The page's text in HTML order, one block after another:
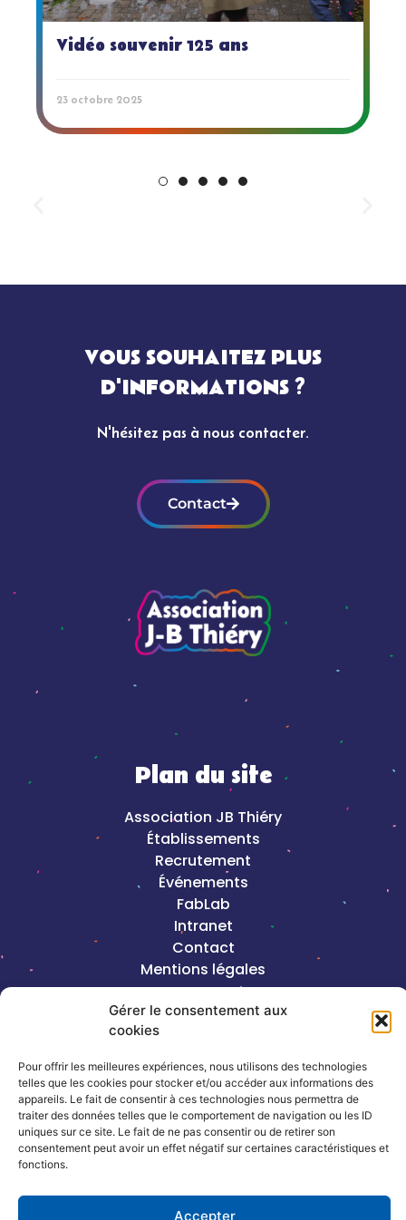
Gérer le consentement aux
cookies
Pour offrir les meilleures expériences, nous utilisons des technologies
telles que les cookies pour stocker et/ou accéder aux informations des
appareils. Le fait de consentir à ces technologies nous permettra de
traiter des données telles que le comportement de navigation ou les ID
uniques sur ce site. Le fait de ne pas consentir ou de retirer son
consentement peut avoir un effet négatif sur certaines caractéristiques et
fonctions.
Accepter
Vidéo souvenir 125 ans
23 octobre 2025
VOUS SOUHAITEZ PLUS
D'INFORMATIONS ?
N'hésitez pas à nous contacter.
Contact
Plan du site
Association JB Thiéry
Établissements
Recrutement
Événements
FabLab
Intranet
Contact
Mentions légales
2023©Copyright J-B Thiéry |Création de
site internet, Keole & Gazoline
Coordonnées
13, rue de la République – 54320
Maxéville